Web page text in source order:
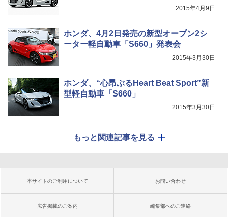
2015年4月9日
ホンダ、4月2日発売の新型オープン2シ
ーター軽自動車「S660」発表会
2015年3月30日
ホンダ、“心昂ぶるHeart Beat Sport”新
型軽自動車「S660」
2015年3月30日
もっと関連記事を見る
本サイトのご利用について お問い合わせ
広告掲載のご案内 編集部へのご連絡